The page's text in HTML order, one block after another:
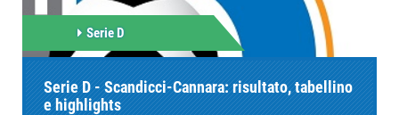
Serie D
Serie D - Scandicci-Cannara: risultato, tabellino
e highlights